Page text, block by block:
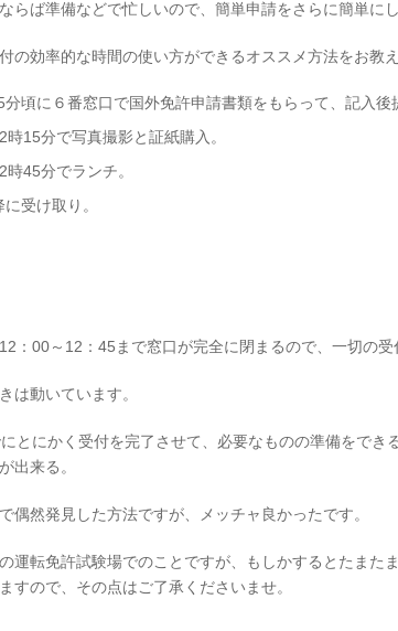
らば準備などで忙しいので、簡単申請をさらに簡単にし
の効率的な時間の使い方ができるオススメ方法をお教え
分頃に６番窓口で国外免許申請書類をもらって、記入後
時15分で写真撮影と証紙購入。
45分でランチ。
受け取り。
：00～12：45まで窓口が完全に閉まるので、一切の受
は動いています。
とにかく受付を完了させて、必要なものの準備をでき
出来る。
偶然発見した方法ですが、メッチャ良かったです。
運転免許試験場でのことですが、もしかするとたまた
すので、その点はご了承くださいませ。